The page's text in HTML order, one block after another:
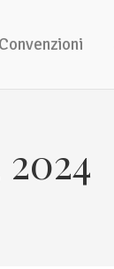
Convenzioni